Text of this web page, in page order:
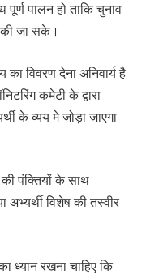
पूर्ण पालन हो ताकि चुनाव
जा सके।
का विवरण देना अनिवार्य है
कमेटी के द्वारा
के व्यय मे जोड़ा जाएगा
पंक्तियों के साथ
अभ्यर्थी विशेष की तस्वीर
ध्यान रखना चाहिए कि